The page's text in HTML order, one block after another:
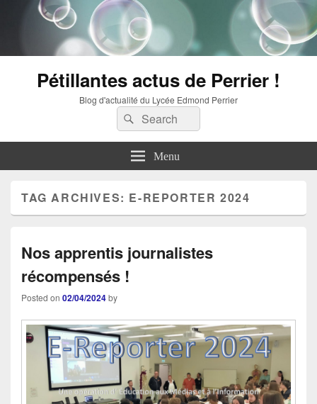
Pétillantes actus de Perrier !
Blog d'actualité du Lycée Edmond Perrier
Search
for:
Search
Menu
TAG ARCHIVES: E-REPORTER 2024
Nos apprentis journalistes
récompensés !
Posted on 02/04/2024by